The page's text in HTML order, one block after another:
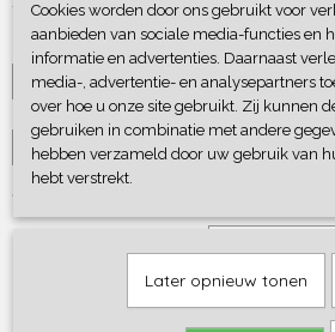
Maten
Selecteer 1 of meerdere
opties
Merken
Selecteer 1 of meerdere
opties
Cookies worden door ons gebruikt voor
aanbieden van sociale media-functies en
informatie en advertenties. Daarnaast
media-, advertentie- en analysepartners
over hoe u onze site gebruikt. Zij kunnen
gebruiken in combinatie met andere
hebben verzameld door uw gebruik van
hebt verstrekt.
Later opnieuw tonen